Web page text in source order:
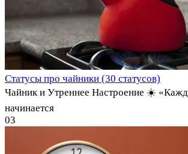
Статусы про чайники (30 статусов)
Чайник и Утреннее Настроение ☀️
начинается
03